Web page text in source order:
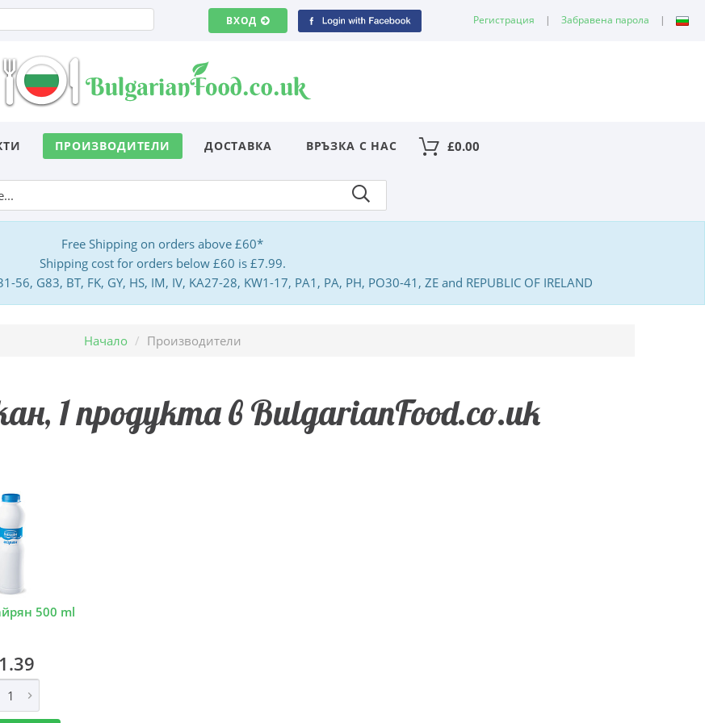
ВХОД Регистрация | Забравена парола |
ПРОИЗВОДИТЕЛИ ДОСТАВКА ВРЪЗКА С НАС £0.00
Free Shipping on orders above £60*
Shipping cost for orders below £60 is £7.99.
G83, BT, FK, GY, HS, IM, IV, KA27-28, KW1-17, PA1, PA, PH, PO30-41, ZE and REPUBLIC OF IRELAND
Начало Производители
1 продукта в BulgarianFood.co.uk
500 ml